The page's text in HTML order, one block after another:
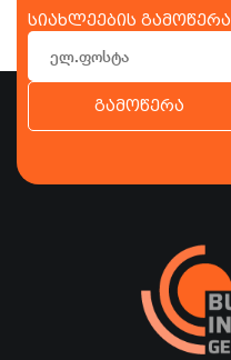
სიახლეების გამოწერა
გამოწერა